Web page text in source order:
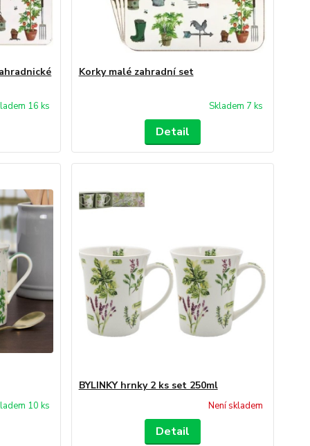
16 ks
Korky malé zahradní set
Skladem 7 ks
Detail
10 ks
BYLINKY hrnky 2 ks set 250ml
Není skladem
Detail